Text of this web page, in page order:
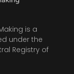
is a
under the
Registry of